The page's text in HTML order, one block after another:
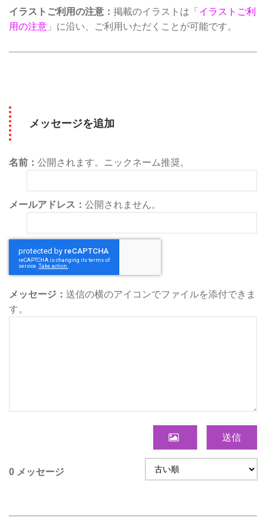
イラストご利用の注意： 掲載のイラストは「 イラストご利
用の注意 」に沿い、ご利用いただくことが可能です。
メッセージを追加
名前： 公開されます。ニックネーム推奨。
メールアドレス： 公開されません。
メッセージ： 送信の横のアイコンでファイルを添付できま
す。
送信
0 メッセージ